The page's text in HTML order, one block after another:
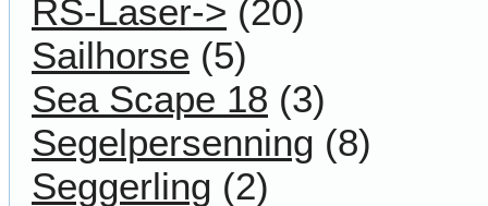
RS-Laser-> (20)
Sailhorse (5)
Sea Scape 18 (3)
Segelpersenning (8)
Seggerling (2)